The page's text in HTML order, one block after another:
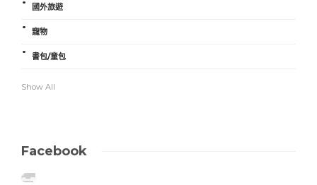
國外旅遊
寵物
書包/童包
Show All
Facebook